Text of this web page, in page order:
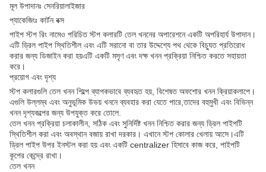
মূল উপাদানঃ সেনরিয়ালাইজার
প্যাকেজিংঃ কার্টন বক্স
পাইপ স্টপ রিং নামেও পরিচিত স্টপ কলারটি তেল খননের অপারেশনে একটি অপরিহার্য উপাদান।
এটি ড্রিল পাইপ স্থিতিশীল এবং এটি সরানো বা তার উদ্দেশ্যে পথ থেকে বিচ্যুত প্রতিরোধ
করার জন্য ডিজাইন করা হয়এটি একটি মসৃণ এবং দক্ষ খনন প্রক্রিয়া নিশ্চিত করতে সহায়তা
করে।
প্রয়োগ এবং দৃশ্য
স্টপ কলারগুলি তেল খনন শিল্পে ব্যাপকভাবে ব্যবহৃত হয়, বিশেষত অফশোর খনন ক্রিয়াকলাপে।
এগুলি উল্লম্ব এবং অনুভূমিক উভয় খননে ব্যবহার করা যেতে পারে,তাদের বহুমুখী এবং বিভিন্ন
খনন দৃশ্যকল্পের জন্য উপযুক্ত করে তোলে.
তেল খনন প্রক্রিয়া চলাকালীন, সঠিক এবং সুনির্দিষ্ট খনন নিশ্চিত করার জন্য ড্রিল পাইপটি
স্থিতিশীল করা এবং অবস্থান বজায় রাখা দরকার। এখানে স্টপ কোলার খেলায় আসে।এটি
ড্রিল পাইপ উপর ইনস্টল করা হয় এবং একটি centralizer হিসাবে কাজ করে, পাইপটি
কূপের কেন্দ্রে রাখা।
তেল খনন